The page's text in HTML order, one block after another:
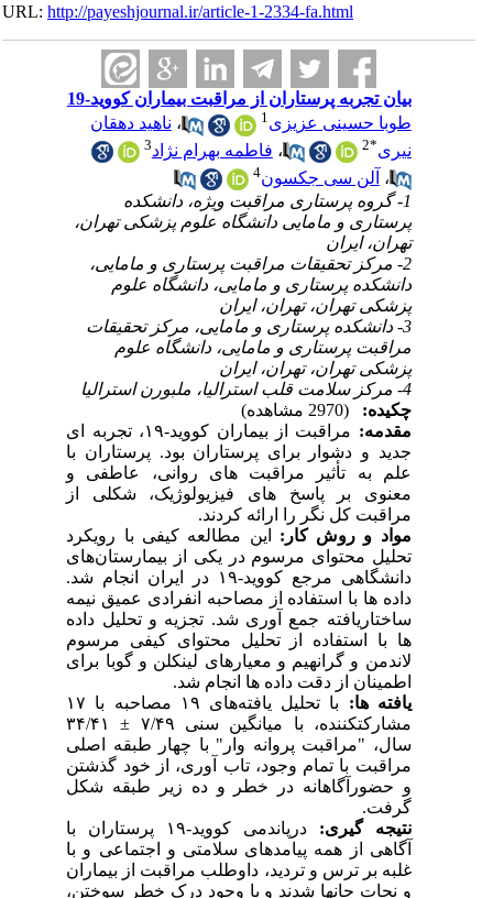
URL:http://payeshjournal.ir/article-1-2334-fa.html
بیان تجربه پرستاران از مراقبت بیماران کووید-19
طوبا حسینی عزیزی1 ،ناهید دهقان
نیری
2 ،فاطمه بهرام نژاد 3
،آلن سی جکسون 4
1- گروه پرستاری مراقبت ویژه، دانشکده
پرستاری و مامایی دانشگاه علوم پزشکی تهران،
تهران، ایران
2- مرکز تحقیقات مراقبت پرستاری و مامایی،
دانشکده پرستاری و مامایی، دانشگاه علوم
پزشکی تهران، تهران، ایران
3- دانشکده پرستاری و مامایی، مرکز تحقیقات
مراقبت پرستاری و مامایی، دانشگاه علوم
پزشکی تهران، تهران، ایران
چکیده:
مقدمه:
مراقبت از بیماران کووید-۱۹، تجربه­ ای
جدید و دشوار برای پرستاران بود. پرستاران با
علم به تأثیر مراقبت های روانی، عاطفی و
معنوی بر پاسخ های فیزیولوژیک، شکلی از
مراقبت کل نگر را ارائه کردند.
مواد و روش کار: این مطالعه کیفی با رویکرد
تحلیل محتوای مرسوم در یکی از بیمارستان‌های
دانشگاهی مرجع کووید-۱۹ در ایران انجام شد.
داده ها با استفاده از مصاحبه انفرادی عمیق نیمه
ساختاریافته جمع آوری شد. تجزیه و تحلیل داده
ها با استفاده از تحلیل محتوای کیفی مرسوم
لاندمن و گرانهیم و معیارهای لینکلن و گوبا برای
اطمینان از دقت داده ها انجام شد.
یافته ها:
با تحلیل یافته‌های ۱۹ مصاحبه با ۱۷
مشارکتکننده، با میانگین سنی ۷/۴۹ ± ۳۴/۴۱
سال، "مراقبت پروانه­ وار" با چهار طبقه اصلی
مراقبت با تمام وجود، تاب آوری، از خود گذشتن
و حضورآگاهانه در خطر و ده زیر طبقه شکل
گرفت.
نتیجه گیری:
درپاندمی کووید-۱۹ پرستاران با
آگاهی از همه پیامدهای سلامتی و اجتماعی و با
غلبه بر ترس و تردید، داوطلب مراقبت از بیماران
و نجات جانها شدند و با وجود درک خطر سوختن،